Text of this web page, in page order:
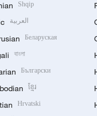
Shqip
العربية
Беларуская
বাংলা
Български
ខ្មែរ
Hrvatski